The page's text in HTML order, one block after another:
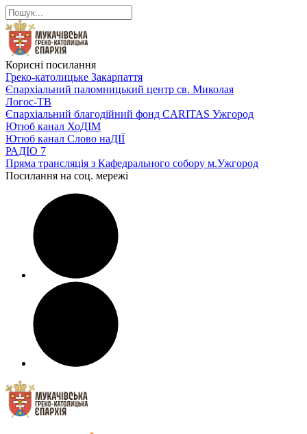
Корисні посилання
Греко-католицьке Закарпаття
Єпархіальний паломницький центр св. Миколая
Логос-ТВ
Єпархіальний благодійний фонд CARITAS Ужгород
Ютюб канал ХоДІМ
Ютюб канал Слово наДІЇ
РАДІО 7
Пряма трансляція з Кафедрального собору м.Ужгород
Посилання на соц. мережі